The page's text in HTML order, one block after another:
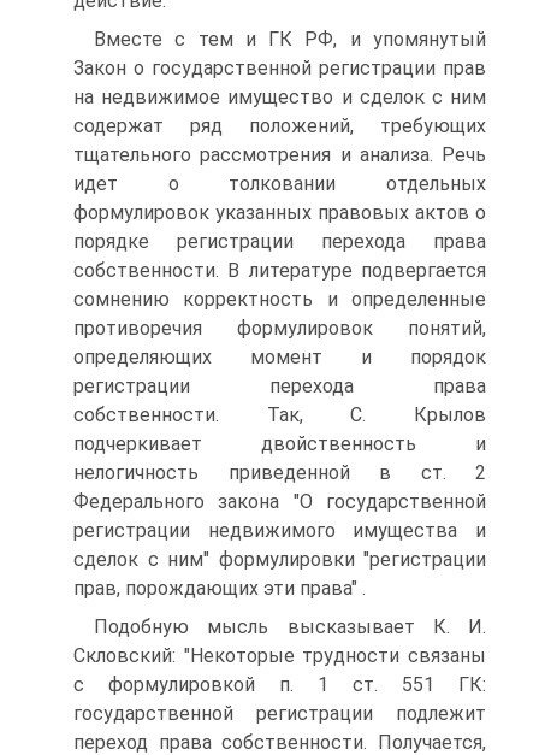
Вместе с тем и ГК РФ, и упомянутый
Закон о государственной регистрации прав
на недвижимое имущество и сделок с ним
содержат ряд положений, требующих
тщательного рассмотрения и анализа. Речь
идет о толковании отдельных
формулировок указанных правовых актов о
порядке регистрации перехода права
собственности. В литературе подвергается
сомнению корректность и определенные
противоречия формулировок понятий,
определяющих момент и порядок
регистрации перехода права
собственности. Так, С. Крылов
подчеркивает двойственность и
нелогичность приведенной в ст. 2
Федерального закона "О государственной
регистрации недвижимого имущества и
сделок с ним" формулировки "регистрации
прав, порождающих эти права" .
Подобную мысль высказывает К. И.
Скловский: "Некоторые трудности связаны
с формулировкой п. 1 ст. 551 ГК:
государственной регистрации подлежит
переход права собственности. Получается,